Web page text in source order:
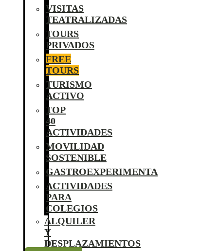
VISITAS
TEATRALIZADAS
TOURS
PRIVADOS
FREE
TOURS
TURISMO
ACTIVO
TOP
40
ACTIVIDADES
MOVILIDAD
SOSTENIBLE
GASTROEXPERIMENTA
ACTIVIDADES
PARA
COLEGIOS
ALQUILER
Y
DESPLAZAMIENTOS